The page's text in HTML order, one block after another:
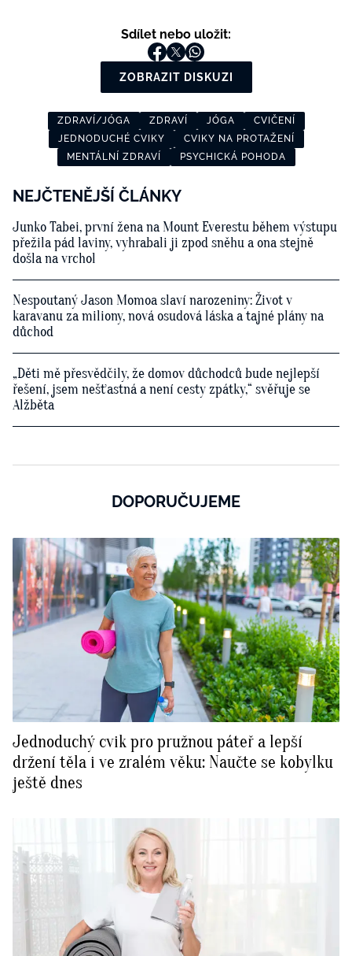
Sdílet nebo uložit:
ZOBRAZIT DISKUZI
ZDRAVÍ/JÓGA ZDRAVÍ JÓGA
CVIČENÍ
JEDNODUCHÉ CVIKY
CVIKY NA PROTAŽENÍ
MENTÁLNÍ ZDRAVÍ
PSYCHICKÁ POHODA
NEJČTENĚJŠÍ ČLÁNKY
Junko Tabei, první žena na Mount Everestu během výstupu
přežila pád laviny, vyhrabali ji zpod sněhu a ona stejně
došla na vrchol
Nespoutaný Jason Momoa slaví narozeniny: Život v
karavanu za miliony, nová osudová láska a tajné plány na
důchod
„Děti mě přesvědčily, že domov důchodců bude nejlepší
řešení, jsem nešťastná a není cesty zpátky,“ svěřuje se
Alžběta
DOPORUČUJEME
Jednoduchý cvik pro pružnou páteř a lepší
držení těla i ve zralém věku: Naučte se kobylku
ještě dnes